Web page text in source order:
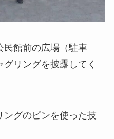
民館前の広場（駐車
リングを披露してく
ングのピンを使った技